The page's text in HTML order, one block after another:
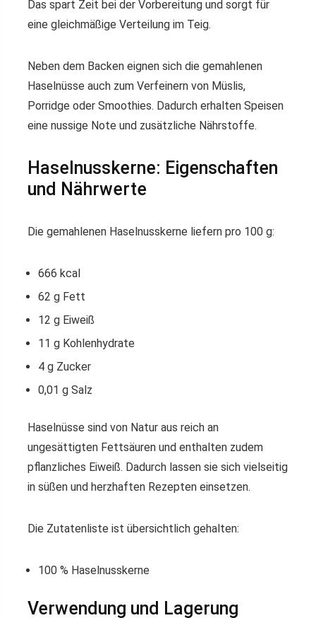
Das spart Zeit bei der Vorbereitung und sorgt für
eine gleichmäßige Verteilung im Teig.
Neben dem Backen eignen sich die gemahlenen
Haselnüsse auch zum Verfeinern von Müslis,
Porridge oder Smoothies. Dadurch erhalten Speisen
eine nussige Note und zusätzliche Nährstoffe.
Haselnusskerne: Eigenschaften
und Nährwerte
Die gemahlenen Haselnusskerne liefern pro 100 g:
666 kcal
62 g Fett
12 g Eiweiß
11 g Kohlenhydrate
4 g Zucker
0,01 g Salz
Haselnüsse sind von Natur aus reich an
ungesättigten Fettsäuren und enthalten zudem
pflanzliches Eiweiß. Dadurch lassen sie sich vielseitig
in süßen und herzhaften Rezepten einsetzen.
Die Zutatenliste ist übersichtlich gehalten:
100 % Haselnusskerne
Verwendung und Lagerung